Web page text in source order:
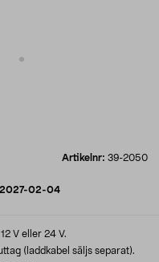
Artikelnr: 39-2050
2027-02-04
V eller 24 V.
(laddkabel säljs separat).